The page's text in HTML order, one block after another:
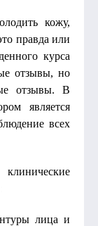
кожу,
правда или
курса
отзывы, но
отзывы. В
является
всех
лица и